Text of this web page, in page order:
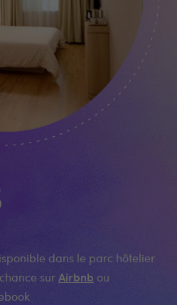
dans le parc hôtelier
surAirbnb ou